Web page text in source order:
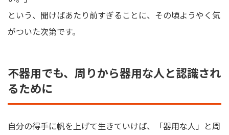
という、聞けばあたり前すぎることに、その頃ようやく気
がついた次第です。
不器用でも、周りから器用な人と認識され
るために
自分の得手に帆を上げて生きていけば、「器用な人」と周